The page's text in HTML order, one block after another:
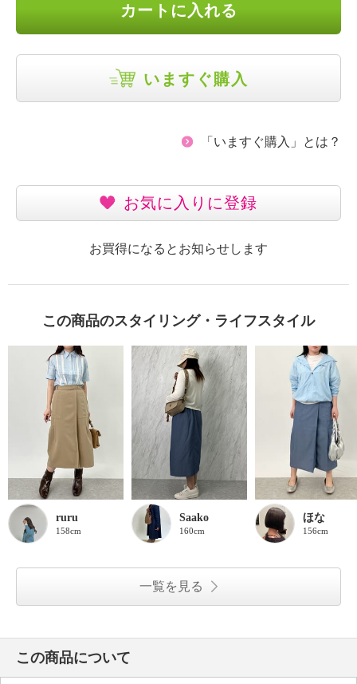
カートに入れる
いますぐ購入
「いますぐ購入」とは？
お気に入りに登録
お買得になるとお知らせします
この商品のスタイリング・ライフスタイル
ruru
158cm
Saako
160cm
ほな
156cm
一覧を見る
この商品について